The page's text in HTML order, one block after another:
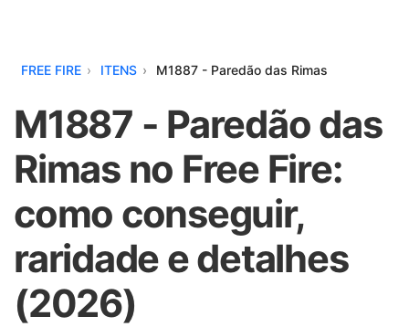
FREE FIRE ITENS M1887 - Paredão das Rimas
M1887 - Paredão das
Rimas no Free Fire:
como conseguir,
raridade e detalhes
(2026)